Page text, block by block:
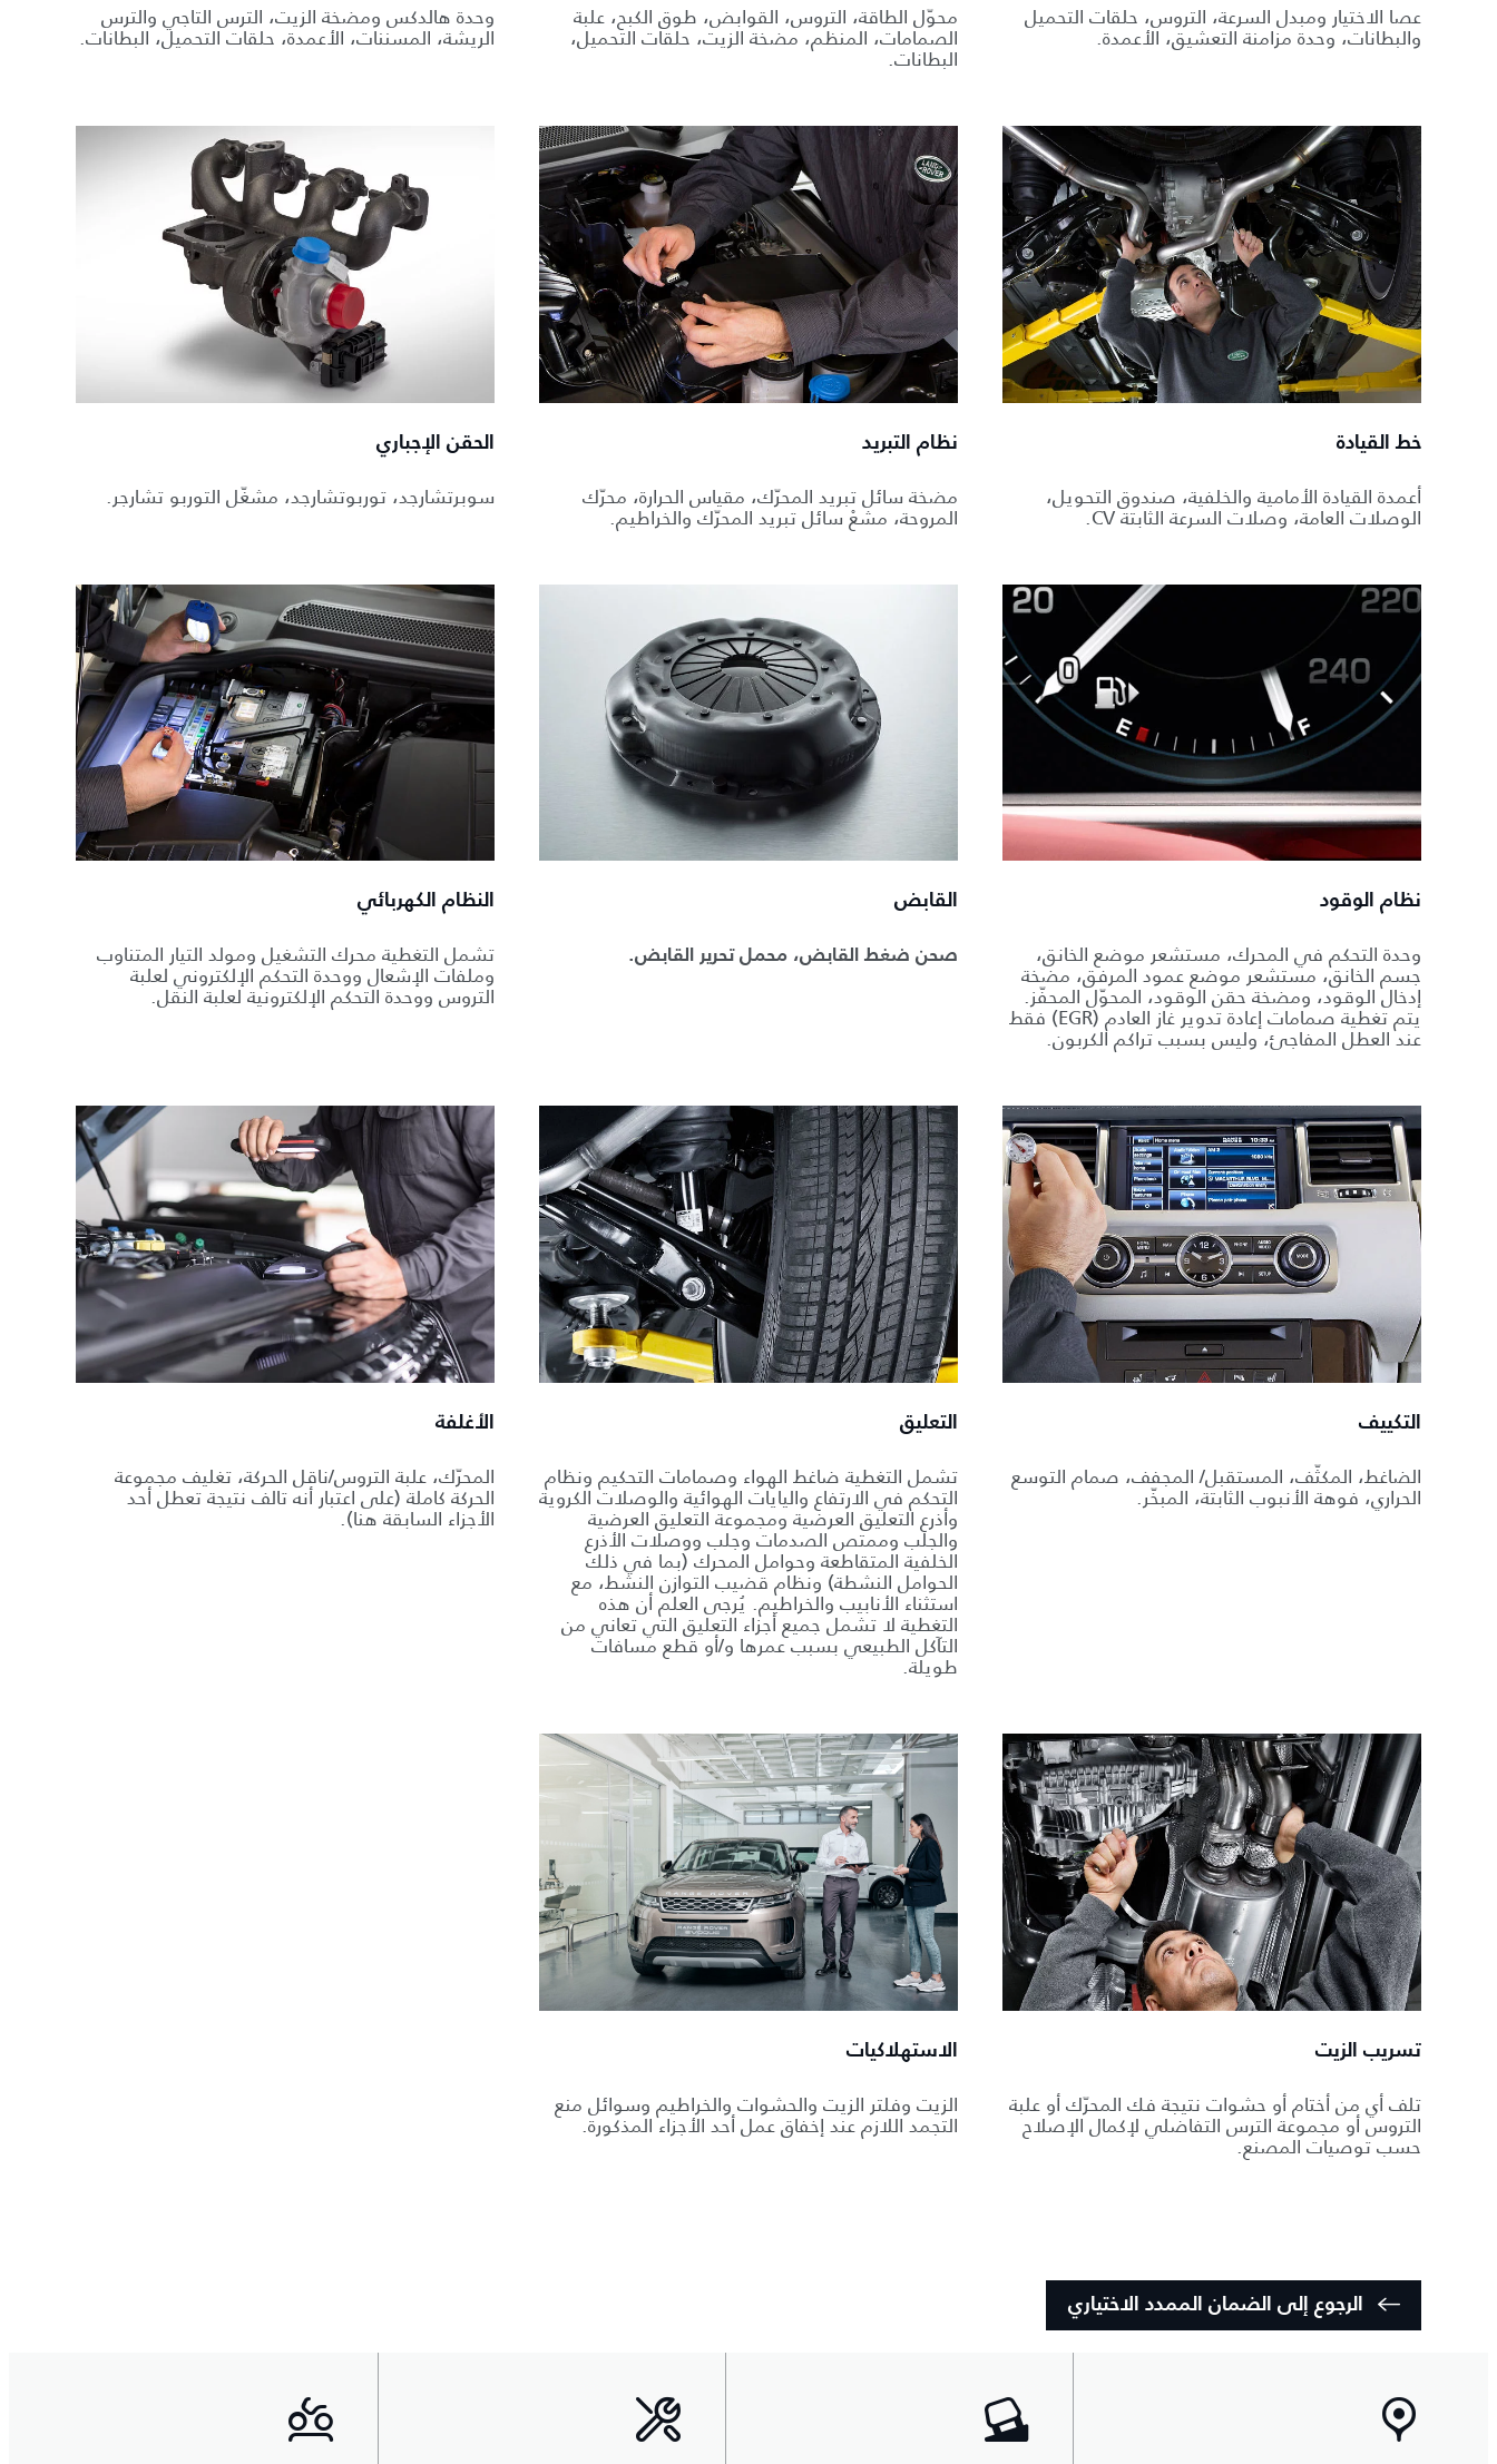
عصا الاختيار ومبدل السرعة، التروس، حلقات التحميل
والبطانات، وحدة مزامنة التعشيق، الأعمدة.
محوّل الطاقة، التروس، القوابض، طوق الكبح، علبة
الصمامات، المنظم، مضخة الزيت، حلقات التحميل،
البطانات.
وحدة هالدكس ومضخة الزيت، الترس التاجي والترس
الريشة، المسننات، الأعمدة، حلقات التحميل، البطانات.
خط القيادة
أعمدة القيادة الأمامية والخلفية، صندوق التحويل،
الوصلات العامة، وصلات السرعة الثابتة CV.
نظام التبريد
مضخة سائل تبريد المحرّك، مقياس الحرارة، محرّك
المروحة، مشعْ سائل تبريد المحرّك والخراطيم.
الحقن الإجباري
سوبرتشارجد، توربوتشارجد، مشغّل التوربو تشارجر.
نظام الوقود
وحدة التحكم في المحرك، مستشعر موضع الخانق،
جسم الخانق، مستشعر موضع عمود المرفق، مضخة
إدخال الوقود، ومضخة حقن الوقود، المحوّل المحفّز.
يتم تغطية صمامات إعادة تدوير غاز العادم (EGR) فقط
عند العطل المفاجئ، وليس بسبب تراكم الكربون.
القابض
صحن ضغط القابض، محمل تحرير القابض.
النظام الكهربائي
تشمل التغطية محرك التشغيل ومولد التيار المتناوب
وملفات الإشعال ووحدة التحكم الإلكتروني لعلبة
التروس ووحدة التحكم الإلكترونية لعلبة النقل.
التكييف
الضاغط، المكثّف، المستقبل/ المجفف، صمام التوسع
الحراري، فوهة الأنبوب الثابتة، المبخّر.
التعليق
تشمل التغطية ضاغط الهواء وصمامات التحكيم ونظام
التحكم في الارتفاع واليايات الهوائية والوصلات الكروية
وأذرع التعليق العرضية ومجموعة التعليق العرضية
والجلب وممتص الصدمات وجلب ووصلات الأذرع
الخلفية المتقاطعة وحوامل المحرك (بما في ذلك
الحوامل النشطة) ونظام قضيب التوازن النشط، مع
استثناء الأنابيب والخراطيم. يُرجى العلم أن هذه
التغطية لا تشمل جميع أجزاء التعليق التي تعاني من
التآكل الطبيعي بسبب عمرها و/أو قطع مسافات
طويلة.
الأغلفة
المحرّك، علبة التروس/ناقل الحركة، تغليف مجموعة
الحركة كاملة (على اعتبار أنه تالف نتيجة تعطل أحد
الأجزاء السابقة هنا).
تسريب الزيت
تلف أي من أختام أو حشوات نتيجة فك المحرّك أو علبة
التروس أو مجموعة الترس التفاضلي لإكمال الإصلاح
حسب توصيات المصنع.
الاستهلاكيات
الزيت وفلتر الزيت والحشوات والخراطيم وسوائل منع
التجمد اللازم عند إخفاق عمل أحد الأجزاء المذكورة.
الرجوع إلى الضمان الممدد الاختياري